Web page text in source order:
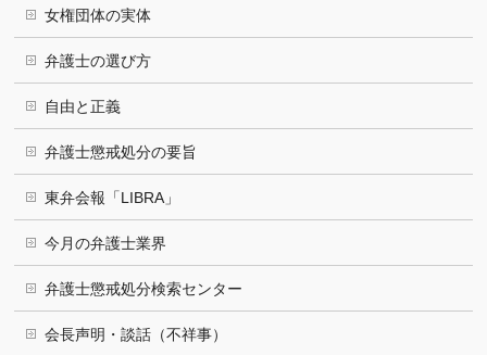
女権団体の実体
弁護士の選び方
自由と正義
弁護士懲戒処分の要旨
東弁会報「LIBRA」
今月の弁護士業界
弁護士懲戒処分検索センター
会長声明・談話（不祥事）